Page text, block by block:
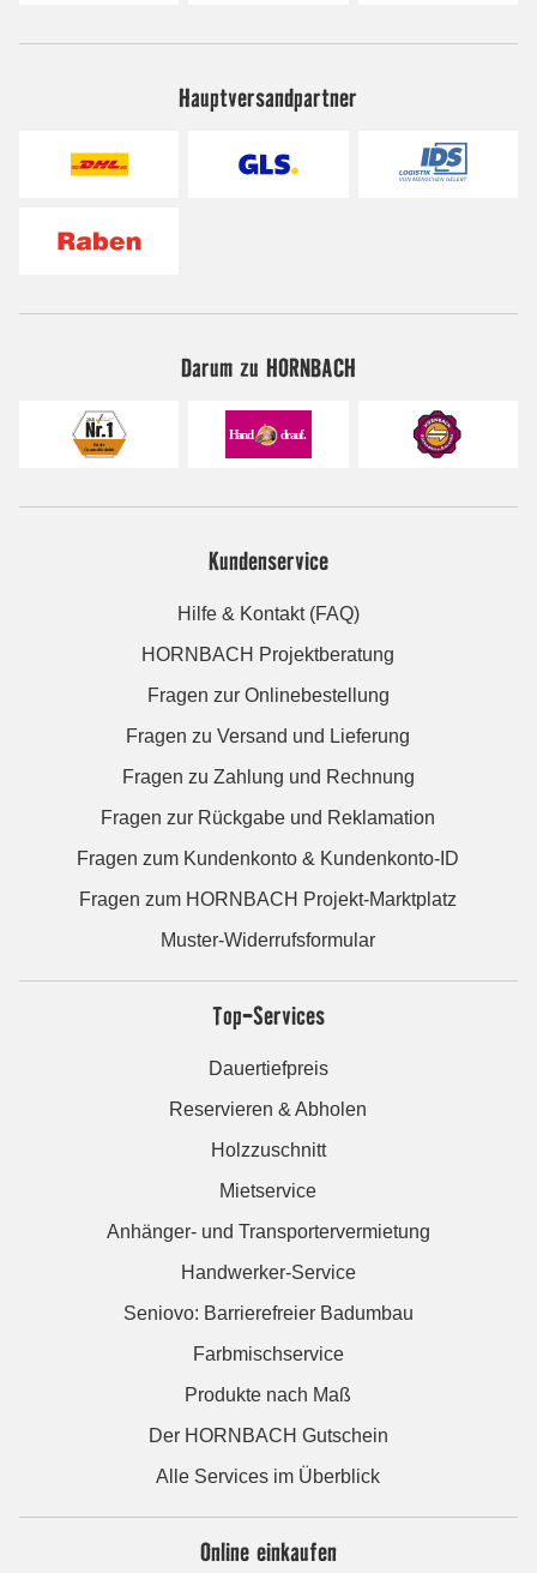
Hauptversandpartner
Darum zu HORNBACH
Kundenservice
Hilfe & Kontakt (FAQ)
HORNBACH Projektberatung
Fragen zur Onlinebestellung
Fragen zu Versand und Lieferung
Fragen zu Zahlung und Rechnung
Fragen zur Rückgabe und Reklamation
Fragen zum Kundenkonto & Kundenkonto-ID
Fragen zum HORNBACH Projekt-Marktplatz
Muster-Widerrufsformular
Top-Services
Dauertiefpreis
Reservieren & Abholen
Holzzuschnitt
Mietservice
Anhänger- und Transportervermietung
Handwerker-Service
Seniovo: Barrierefreier Badumbau
Farbmischservice
Produkte nach Maß
Der HORNBACH Gutschein
Alle Services im Überblick
Online einkaufen